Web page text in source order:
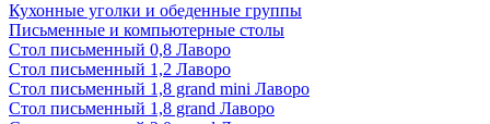
Кухонные уголки и обеденные группы
Письменные и компьютерные столы
Стол письменный 0,8 Лаворо
Стол письменный 1,2 Лаворо
Стол письменный 1,8 grand mini Лаворо
Стол письменный 1,8 grand Лаворо